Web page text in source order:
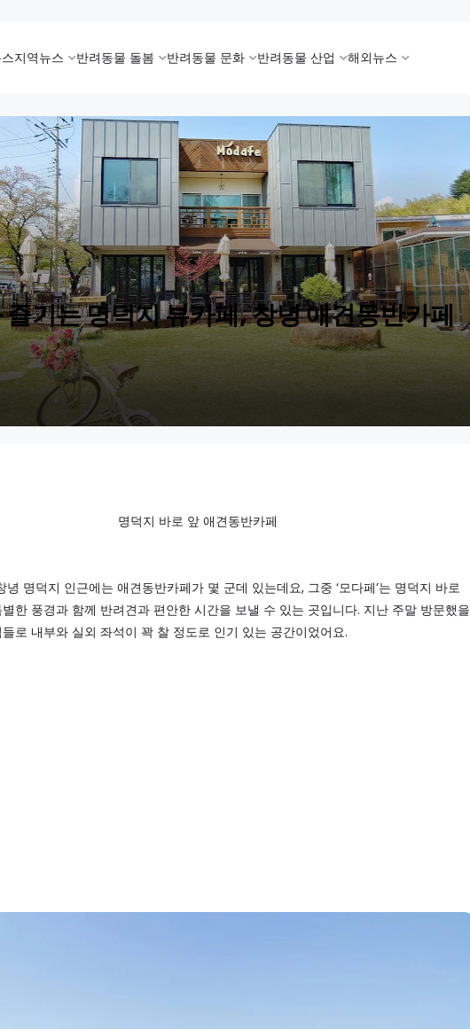
지역뉴스 반려동물 돌봄 반려동물 문화 반려동물 산업 해외뉴스
기는 명덕지 뷰카페, 창녕 애견동반카페
명덕지 바로 앞 애견동반카페
녕 명덕지 인근에는 애견동반카페가 몇 군데 있는데요, 그중 ‘모다페’는 명덕지 바로
한 풍경과 함께 반려견과 편안한 시간을 보낼 수 있는 곳입니다. 지난 주말 방문했을
로 내부와 실외 좌석이 꽉 찰 정도로 인기 있는 공간이었어요.